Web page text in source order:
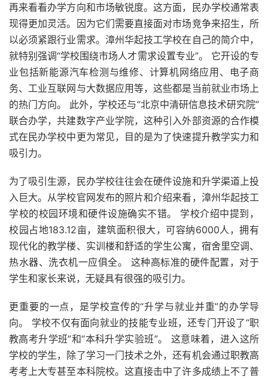
再来看看办学方向和市场敏锐度。这方面，民办学校通常表
现得更加灵活。因为它们需要直接面对市场竞争来招生，所
以必须紧跟行业需求。漳州华起技工学校在自己的简介中，
就特别强调“学校围绕市场人才需求设置专业”。 它开设的专
业包括新能源汽车检测与维修、计算机网络应用、电子商
务、工业互联网与大数据应用等，这些都是当前就业市场上
的热门方向。 此外，学校还与“北京中清研信息技术研究院”
联合办学，共建数字产业学院，这种引入外部资源的合作模
式在民办学校中更为常见，目的是为了快速提升教学实力和
吸引力。
为了吸引生源，民办学校往往会在硬件设施和升学渠道上投
入巨大。从学校官网发布的照片和介绍来看，漳州华起技工
学校的校园环境和硬件设施确实不错。 学校介绍中提到，
校园占地183.12亩，建筑面积很大，可容纳6000人，拥有
现代化的教学楼、实训楼和舒适的学生公寓，宿舍里空调、
热水器、洗衣机一应俱全。 这种高标准的硬件配置，对于
学生和家长来说，无疑具有很强的吸引力。
更重要的一点，是学校宣传的“升学与就业并重”的办学导
向。 学校不仅有面向就业的技能专业班，还专门开设了“职
教高考升学班”和“本科升学实验班”。 这意味着，进入这所
学校的学生，除了学习一门技术之外，还有机会通过职教高
考考上大专甚至本科院校。这直接击中了许多成绩上不了普